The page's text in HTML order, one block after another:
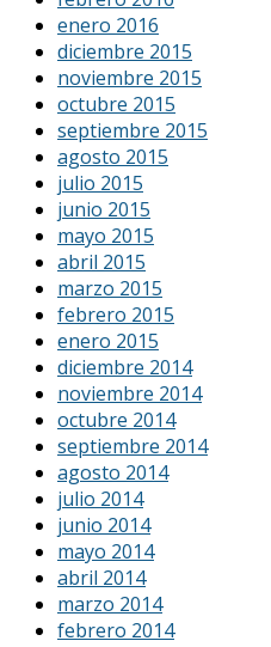
enero 2016
diciembre 2015
noviembre 2015
octubre 2015
septiembre 2015
agosto 2015
julio 2015
junio 2015
mayo 2015
abril 2015
marzo 2015
febrero 2015
enero 2015
diciembre 2014
noviembre 2014
octubre 2014
septiembre 2014
agosto 2014
julio 2014
junio 2014
mayo 2014
abril 2014
marzo 2014
febrero 2014